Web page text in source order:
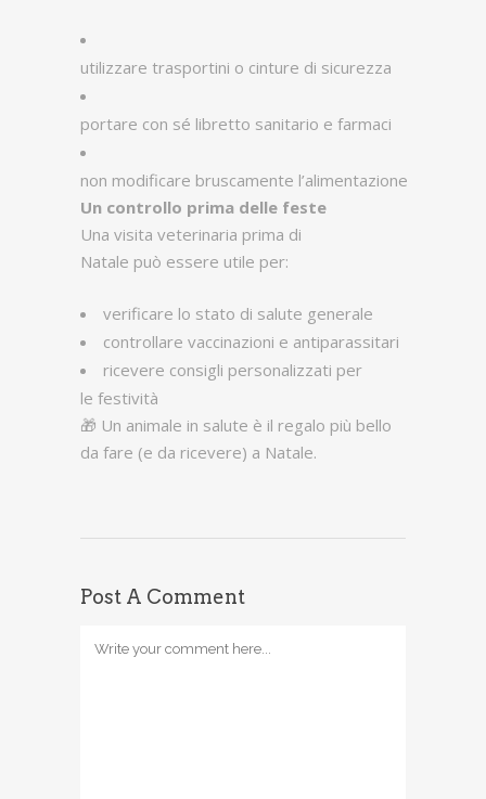
utilizzare trasportini o cinture di sicurezza
portare con sé libretto sanitario e farmaci
non modificare bruscamente l’alimentazione
Un controllo prima delle feste
Una visita veterinaria prima di
Natale può essere utile per:
verificare lo stato di salute generale
controllare vaccinazioni e antiparassitari
ricevere consigli personalizzati per
le festività
🎁 Un animale in salute è il regalo più bello
da fare (e da ricevere) a Natale.
Post A Comment